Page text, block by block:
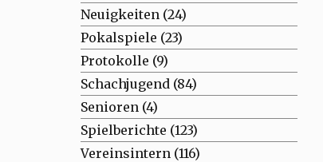
Neuigkeiten (24)
Pokalspiele (23)
Protokolle (9)
Schachjugend (84)
Senioren (4)
Spielberichte (123)
Vereinsintern (116)